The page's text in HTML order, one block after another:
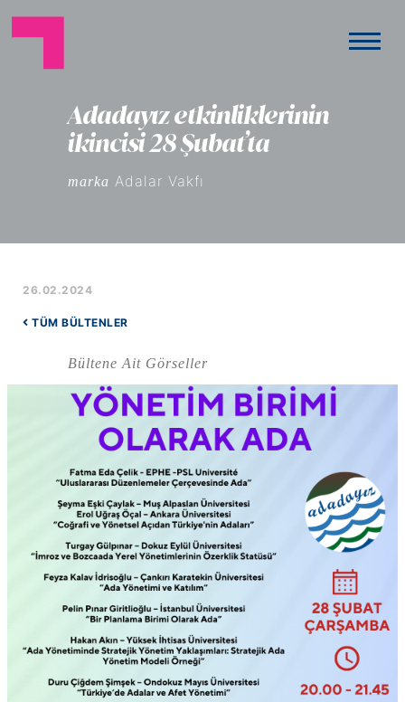
Adadayız etkinliklerinin
ikincisi 28 Şubat’ta
marka Adalar Vakfı
26.02.2024
TÜM BÜLTENLER
Bültene Ait Görseller